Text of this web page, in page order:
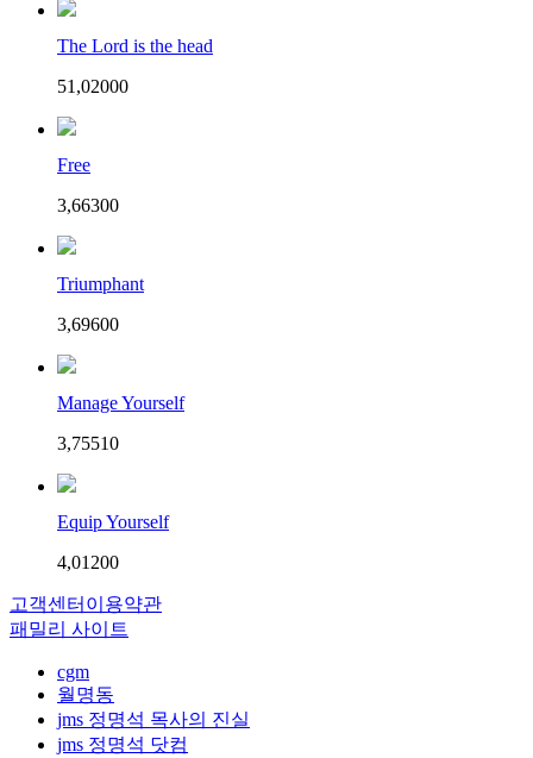
The Lord is the head
51,02000
Free
3,66300
Triumphant
3,69600
Manage Yourself
3,75510
Equip Yourself
4,01200
고객센터 이용약관
패밀리 사이트
cgm
월명동
jms 정명석 목사의 진실
jms 정명석 닷컴